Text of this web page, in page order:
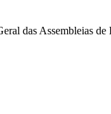
das Assembleias